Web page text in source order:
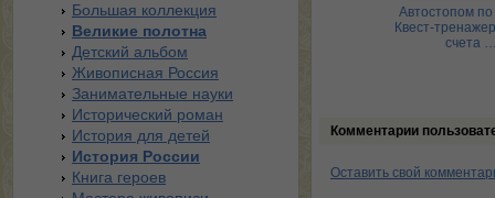
Большая коллекция
Великие полотна
Детский альбом
Живописная Россия
Занимательные науки
Исторический роман
История для детей
История России
Книга героев
с чередующимися
Книга своими
рукам …
Круглые числа и
дополнения к ним. Квест-
Автостопом по
Квест-
счета
Комментарии
Оставить свой